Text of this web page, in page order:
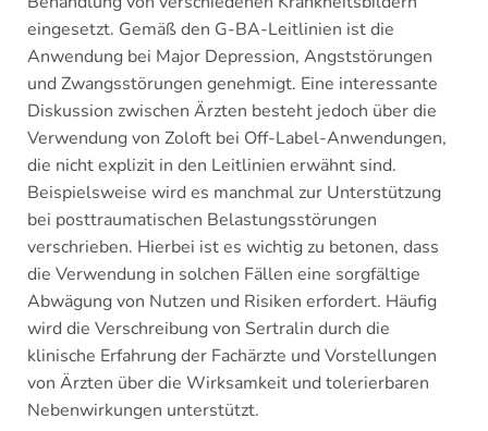
eingesetzt. Gemäß den G-BA-Leitlinien ist die
Anwendung bei Major Depression, Angststörungen
und Zwangsstörungen genehmigt. Eine interessante
Diskussion zwischen Ärzten besteht jedoch über die
Verwendung von Zoloft bei Off-Label-Anwendungen,
die nicht explizit in den Leitlinien erwähnt sind.
Beispielsweise wird es manchmal zur Unterstützung
bei posttraumatischen Belastungsstörungen
verschrieben. Hierbei ist es wichtig zu betonen, dass
die Verwendung in solchen Fällen eine sorgfältige
Abwägung von Nutzen und Risiken erfordert. Häufig
wird die Verschreibung von Sertralin durch die
klinische Erfahrung der Fachärzte und Vorstellungen
von Ärzten über die Wirksamkeit und tolerierbaren
Nebenwirkungen unterstützt.